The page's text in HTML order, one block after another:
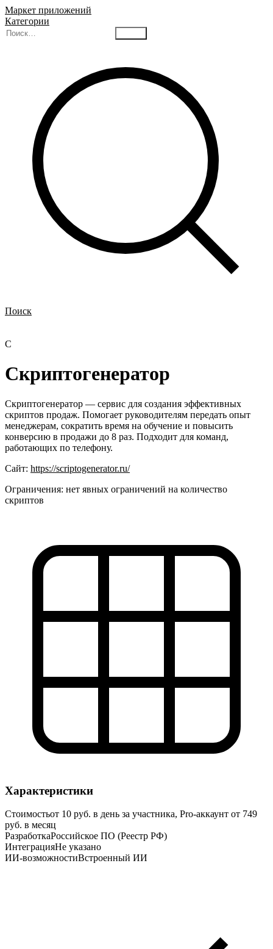
Маркет приложений
Категории
Поиск
С
Скриптогенератор
Скриптогенератор — сервис для создания эффективных
скриптов продаж. Помогает руководителям передать опыт
менеджерам, сократить время на обучение и повысить
конверсию в продажи до 8 раз. Подходит для команд,
работающих по телефону.
Сайт: https://scriptogenerator.ru/
Ограничения: нет явных ограничений на количество
скриптов
Характеристики
Стоимостьот 10 руб. в день за участника, Pro-аккаунт от 749
руб. в месяц
РазработкаРоссийское ПО (Реестр РФ)
ИнтеграцияНе указано
ИИ-возможностиВстроенный ИИ